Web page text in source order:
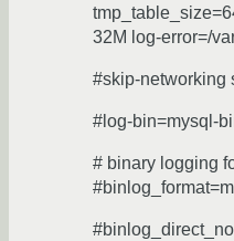
32M log-error=/
#skip-networking
#log-bin=mysql-
# binary logging